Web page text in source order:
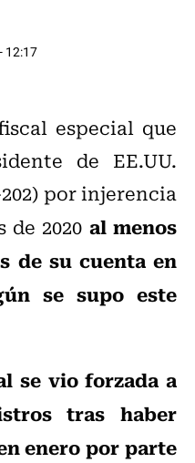
12:17
especial que
de EE.UU.
por injerencia
2020 al menos
de su cuenta en
se supo este
se vio forzada a
tras haber
enero por parte